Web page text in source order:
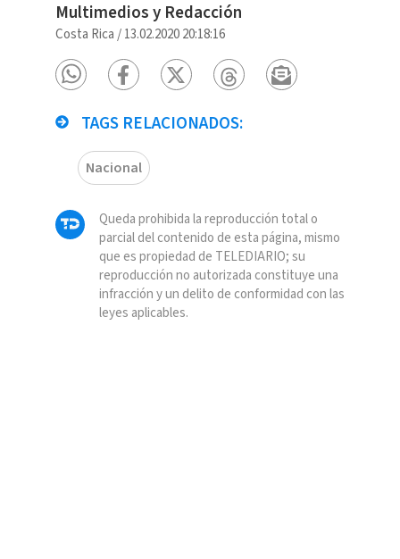
Multimedios y Redacción
Costa Rica /13.02.2020 20:18:16
TAGS RELACIONADOS:
Nacional
Queda prohibida la reproducción total o
parcial del contenido de esta página, mismo
que es propiedad de TELEDIARIO; su
reproducción no autorizada constituye una
infracción y un delito de conformidad con las
leyes aplicables.